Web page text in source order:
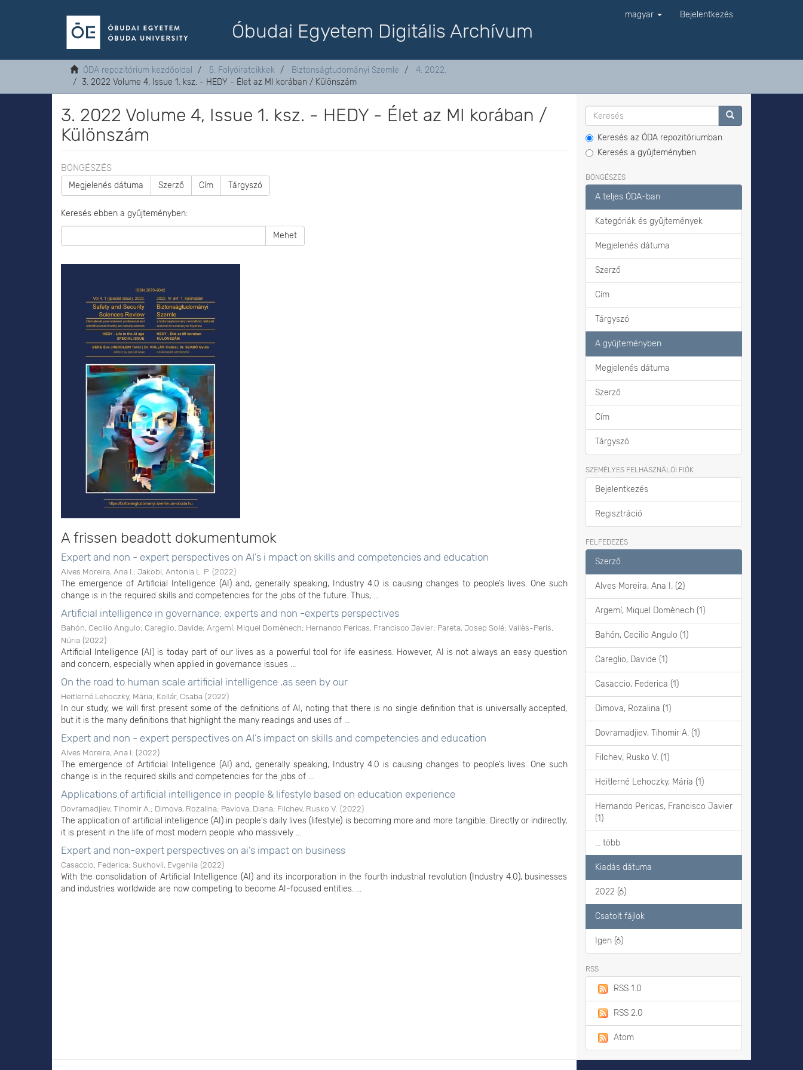
Óbudai Egyetem Digitális Archívum
magyar Bejelentkezés
ÓDA repozitórium kezdőoldal 5. Folyóiratcikkek Biztonságtudományi Szemle
4. 2022.
3. 2022 Volume 4, Issue 1. ksz. - HEDY - Élet az MI korában / Különszám
3. 2022 Volume 4, Issue 1. ksz. - HEDY - Élet az MI korában /
Különszám
BÖNGÉSZÉS
Megjelenés dátuma Szerző Cím Tárgyszó
Keresés ebben a gyűjteményben:
Mehet
A frissen beadott dokumentumok
Expert and non - expert perspectives on AI’s i mpact on skills and competencies and education
Alves Moreira, Ana I. ; Jakobi, Antonia L. P. (2022)
The emergence of Artificial Intelligence (AI) and, generally speaking, Industry 4.0 is causing changes to people’s lives. One such
change is in the required skills and competencies for the jobs of the future. Thus, ...
Artificial intelligence in governance: experts and non -experts perspectives
Bahón, Cecilio Angulo; Careglio, Davide; Argemí, Miquel Domènech; Hernando Pericas, Francisco Javier; Pareta, Josep Solé; Vallès-Peris,
Núria (2022)
Artificial Intelligence (AI) is today part of our lives as a powerful tool for life easiness. However, AI is not always an easy question
and concern, especially when applied in governance issues ...
On the road to human scale artificial intelligence ,as seen by our
Heitlerné Lehoczky, Mária; Kollár, Csaba (2022)
In our study, we will first present some of the definitions of AI, noting that there is no single definition that is universally accepted,
but it is the many definitions that highlight the many readings and uses of ...
Expert and non - expert perspectives on AI’s impact on skills and competencies and education
Alves Moreira, Ana I. (2022)
The emergence of Artificial Intelligence (AI) and, generally speaking, Industry 4.0 is causing changes to people’s lives. One such
change is in the required skills and competencies for the jobs of ...
Applications of artificial intelligence in people & lifestyle based on education experience
Dovramadjiev, Tihomir A. ; Dimova, Rozalina; Pavlova, Diana; Filchev, Rusko V. (2022)
The application of artificial intelligence (AI) in people's daily lives (lifestyle) is becoming more and more tangible. Directly or indirectly,
it is present in the life of most modern people who massively ...
Expert and non-expert perspectives on ai’s impact on business
Casaccio, Federica; Sukhovii, Evgeniia (2022)
With the consolidation of Artificial Intelligence (AI) and its incorporation in the fourth industrial revolution (Industry 4.0), businesses
and industries worldwide are now competing to become AI-focused entities. ...
Keresés az ÓDA repozitóriumban
Keresés a gyűjteményben
BÖNGÉSZÉS
A teljes ÓDA-ban
Kategóriák és gyűjtemények
Megjelenés dátuma
Szerző
Cím
Tárgyszó
A gyűjteményben
Megjelenés dátuma
Szerző
Cím
Tárgyszó
SZEMÉLYES FELHASZNÁLÓI FIÓK
Bejelentkezés
Regisztráció
FELFEDEZÉS
Szerző
Alves Moreira, Ana I. (2)
Argemí, Miquel Domènech (1)
Bahón, Cecilio Angulo (1)
Careglio, Davide (1)
Casaccio, Federica (1)
Dimova, Rozalina (1)
Dovramadjiev, Tihomir A. (1)
Filchev, Rusko V. (1)
Heitlerné Lehoczky, Mária (1)
Hernando Pericas, Francisco Javier
(1)
... több
Kiadás dátuma
2022 (6)
Csatolt fájlok
Igen (6)
RSS
RSS 1.0
RSS 2.0
Atom